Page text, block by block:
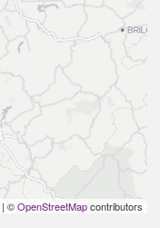
| ©OpenStreetMapcontributors